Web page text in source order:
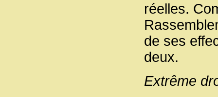
réelles.
de ses
deux.
Extrême